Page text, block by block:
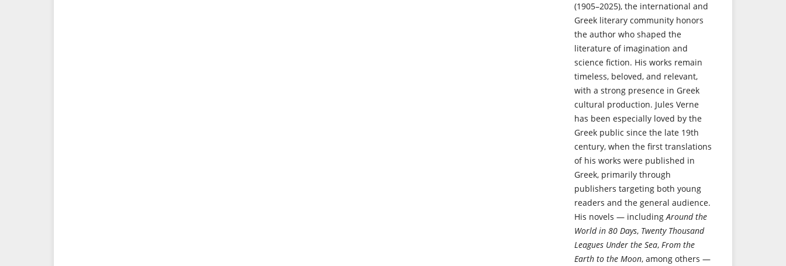
(1905–2025), the international and
Greek literary community honors
the author who shaped the
literature of imagination and
science fiction. His works remain
timeless, beloved, and relevant,
with a strong presence in Greek
cultural production. Jules Verne
has been especially loved by the
Greek public since the late 19th
century, when the first translations
of his works were published in
Greek, primarily through
publishers targeting both young
readers and the general audience.
His novels — includingAround the
World in 80 Days, Twenty Thousand
Leagues Under the Sea, From the
Earth to the Moon, among others —